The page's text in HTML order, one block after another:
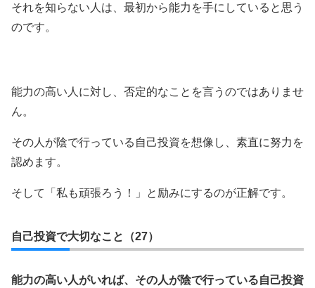
それを知らない人は、最初から能力を手にしていると思う
のです。
能力の高い人に対し、否定的なことを言うのではありませ
ん。
その人が陰で行っている自己投資を想像し、素直に努力を
認めます。
そして「私も頑張ろう！」と励みにするのが正解です。
自己投資で大切なこと（27）
能力の高い人がいれば、その人が陰で行っている自己投資